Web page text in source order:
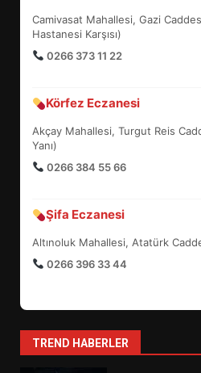
Camivasat Mahallesi, Gazi
Hastanesi Karşısı)
0266 373 11 22
Körfez Eczanesi
Akçay Mahallesi, Turgut Reis
Yanı)
0266 384 55 66
Şifa Eczanesi
Altınoluk Mahallesi, Atatürk
0266 396 33 44
TREND HABERLER
5
UZATILDI:
6
TURNUVASI
7
YENİ
ŞEKİLLENDİ?
1
HAREKETE